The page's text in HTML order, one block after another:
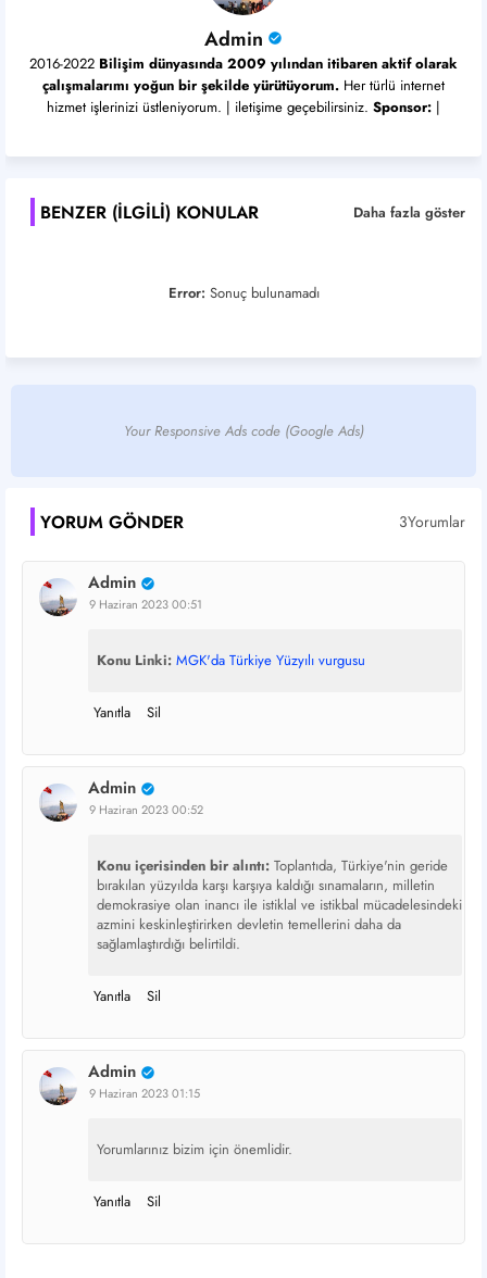
Admin
2016-2022 Bilişim dünyasında 2009 yılından itibaren aktif olarak
çalışmalarımı yoğun bir şekilde yürütüyorum. Her türlü internet
hizmet işlerinizi üstleniyorum. | iletişime geçebilirsiniz. Sponsor: |
BENZER (ILGILI) KONULAR Daha fazla göster
Error: Sonuç bulunamadı
Your Responsive Ads code (Google Ads)
YORUM GÖNDER 3Yorumlar
Admin
9 Haziran 2023 00:51
Konu Linki: MGK'da Türkiye Yüzyılı vurgusu
Yanıtla Sil
Admin
9 Haziran 2023 00:52
Konu içerisinden bir alıntı: Toplantıda, Türkiye'nin geride
bırakılan yüzyılda karşı karşıya kaldığı sınamaların, milletin
demokrasiye olan inancı ile istiklal ve istikbal mücadelesindeki
azmini keskinleştirirken devletin temellerini daha da
sağlamlaştırdığı belirtildi.
Yanıtla Sil
Admin
9 Haziran 2023 01:15
Yorumlarınız bizim için önemlidir.
Yanıtla Sil